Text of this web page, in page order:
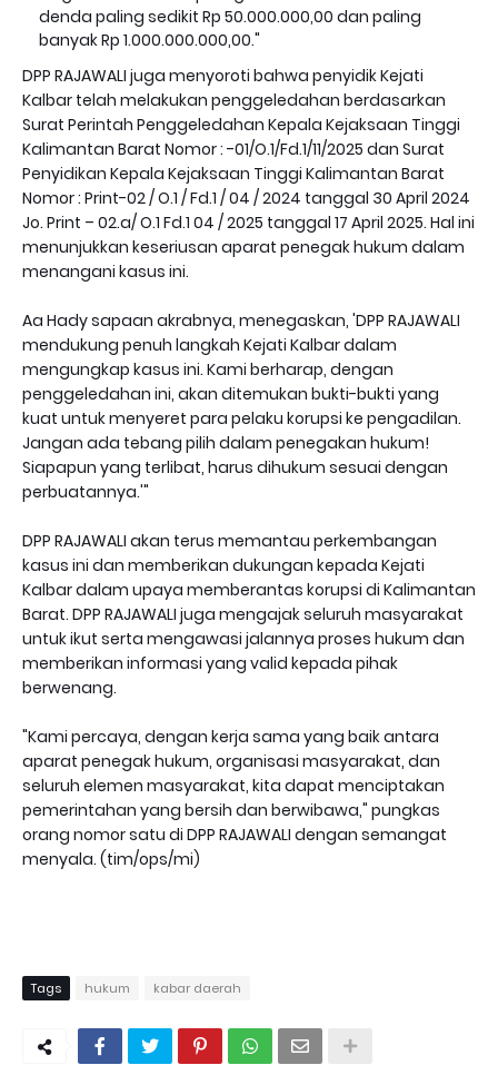
denda paling sedikit Rp 50.000.000,00 dan paling
banyak Rp 1.000.000.000,00."
DPP RAJAWALI juga menyoroti bahwa penyidik Kejati
Kalbar telah melakukan penggeledahan berdasarkan
Surat Perintah Penggeledahan Kepala Kejaksaan Tinggi
Kalimantan Barat Nomor : -01/O.1/Fd.1/11/2025 dan Surat
Penyidikan Kepala Kejaksaan Tinggi Kalimantan Barat
Nomor : Print-02 / O.1 / Fd.1 / 04 / 2024 tanggal 30 April 2024
Jo. Print – 02.a/ O.1 Fd.1 04 / 2025 tanggal 17 April 2025. Hal ini
menunjukkan keseriusan aparat penegak hukum dalam
menangani kasus ini.
Aa Hady sapaan akrabnya, menegaskan, 'DPP RAJAWALI
mendukung penuh langkah Kejati Kalbar dalam
mengungkap kasus ini. Kami berharap, dengan
penggeledahan ini, akan ditemukan bukti-bukti yang
kuat untuk menyeret para pelaku korupsi ke pengadilan.
Jangan ada tebang pilih dalam penegakan hukum!
Siapapun yang terlibat, harus dihukum sesuai dengan
perbuatannya.'"
DPP RAJAWALI akan terus memantau perkembangan
kasus ini dan memberikan dukungan kepada Kejati
Kalbar dalam upaya memberantas korupsi di Kalimantan
Barat. DPP RAJAWALI juga mengajak seluruh masyarakat
untuk ikut serta mengawasi jalannya proses hukum dan
memberikan informasi yang valid kepada pihak
berwenang.
"Kami percaya, dengan kerja sama yang baik antara
aparat penegak hukum, organisasi masyarakat, dan
seluruh elemen masyarakat, kita dapat menciptakan
pemerintahan yang bersih dan berwibawa," pungkas
orang nomor satu di DPP RAJAWALI dengan semangat
menyala. (tim/ops/mi)
Tags hukum kabar daerah